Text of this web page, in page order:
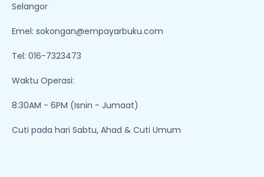
Selangor
Emel: sokongan@empayarbuku.com
Tel: 016-7323473
Waktu Operasi:
8:30AM - 6PM (Isnin - Jumaat)
Cuti pada hari Sabtu, Ahad & Cuti Umum